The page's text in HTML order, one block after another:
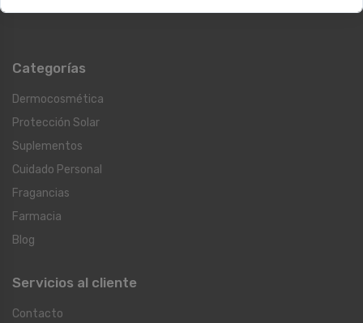
Categorías
Dermocosmética
Protección Solar
Suplementos
Cuidado Personal
Fragancias
Farmacia
Blog
Servicios al cliente
Contacto